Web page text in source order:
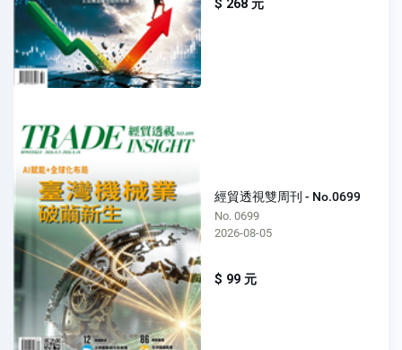
$ 268 元
經貿透視雙周刊 - No.0699
No. 0699
2026-08-05
$ 99 元